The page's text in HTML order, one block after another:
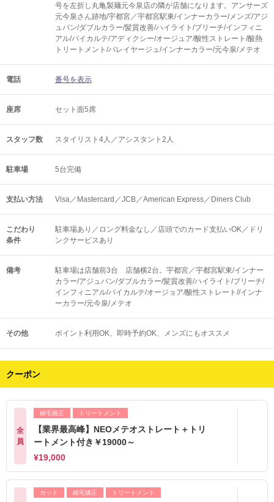
号を左折し丸亀製麺元今泉店の隣が店舗になります。アンサーズ
元今泉さん跡地/宇都宮／宇都宮駅東/インナーカラー/メンズ/アジ
ュバン/ダブルカラー/髪質改善/ハイライト/ブリーチ/インフィニ
アル/バイカルテ/アディクシー/オージュア/酸性ストレート/酸熱
トリートメント/バレイヤージュ/インナーカラー/元今泉/メテオ
電話 番号を表示
座席 セット面5席
スタッフ数 スタイリスト4人／アシスタント2人
駐車場 5台完備
支払い方法 Visa／Mastercard／JCB／American Express／Diners Club
こだわり
条件
駐車場あり／ロング料金なし／店頭でのカード支払いOK／ドリ
ンクサービスあり
備考
駐車場は店舗前3台 店舗横2台。宇都宮／宇都宮駅東/インナー
カラー/アジュバン/ダブルカラー/髪質改善/ハイライト/ブリーチ/
インフィニアル/バイカルテ/オージョア/酸性ストレート//インナ
ーカラー/元今泉/メテオ
その他 ポイント利用OK 即時予約OK メンズにもオススメ
クーポン
全
員
縮毛矯正 トリートメント
【業界最高峰】NEOメテオストレート＋トリ
ートメント付き￥19000～
¥19,000
カット 縮毛矯正 トリートメント